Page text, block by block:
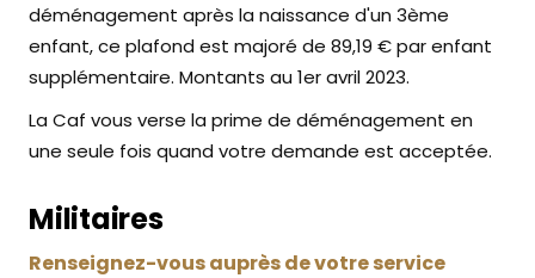
déménagement après la naissance d'un 3ème
enfant, ce plafond est majoré de 89,19 € par enfant
supplémentaire. Montants au 1er avril 2023.
La Caf vous verse la prime de déménagement en
une seule fois quand votre demande est acceptée.
Militaires
Renseignez-vous auprès de votre service